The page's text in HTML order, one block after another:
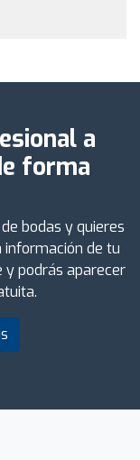
a
forma
bodas y quieres
información de tu
podrás aparecer